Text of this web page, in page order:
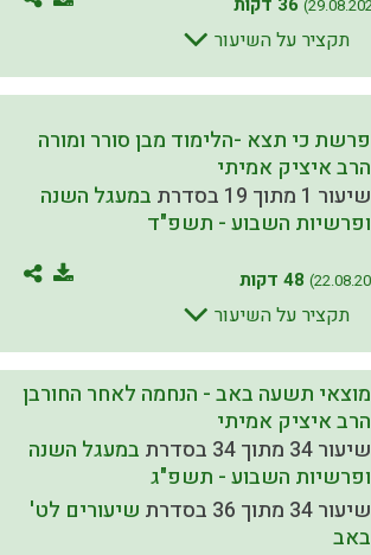
תקציר על השיעור
פרשת כי תצא -הלימוד מבן סורר ומורה
הרב איציק אמיתי
שיעור 1 מתוך 19 בסדרת
במעגל השנה
ופרשיות השבוע - תשפ"ד
48 דקות
תקציר על השיעור
מוצאי תשעה באב - הנחמה לאחר החורבן
הרב איציק אמיתי
שיעור 34 מתוך 34 בסדרת
במעגל השנה
ופרשיות השבוע - תשפ"ג
שיעור 34 מתוך 36 בסדרת
שיעורים לט'
באב